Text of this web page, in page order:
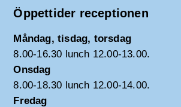
Öppettider receptionen
Måndag, tisdag, torsdag
8.00-16.30 lunch 12.00-13.00.
Onsdag
8.00-18.30 lunch 12.00-14.00.
Fredag